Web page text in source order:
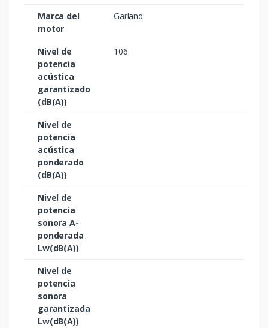
Marca del
motor
Garland
Nivel de
potencia
acústica
garantizado
(dB(A))
106
Nivel de
potencia
acústica
ponderado
(dB(A))
Nivel de
potencia
sonora A-
ponderada
Lw(dB(A))
Nivel de
potencia
sonora
garantizada
Lw(dB(A))